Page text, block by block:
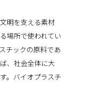
明を支える素材
場所で使われてい
チックの原料であ
、社会全体に大
。バイオプラスチ